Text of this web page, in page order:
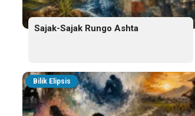
Sajak-Sajak Rungo Ashta
Bilik Elipsis